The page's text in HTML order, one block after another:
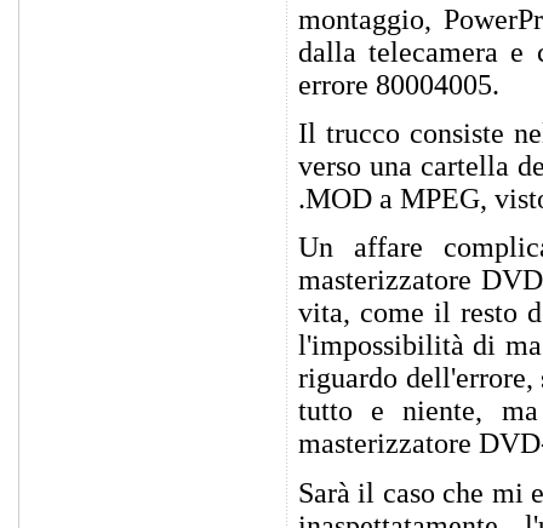
montaggio,
dalla telecamera
errore 80004005.
Il trucco consiste
verso una cartella
.MOD a MPEG,
Un affare
masterizzatore
vita, come il resto
l'impossibilità di
riguardo dell'errore,
tutto e niente,
masterizzatore
Sarà il caso che mi